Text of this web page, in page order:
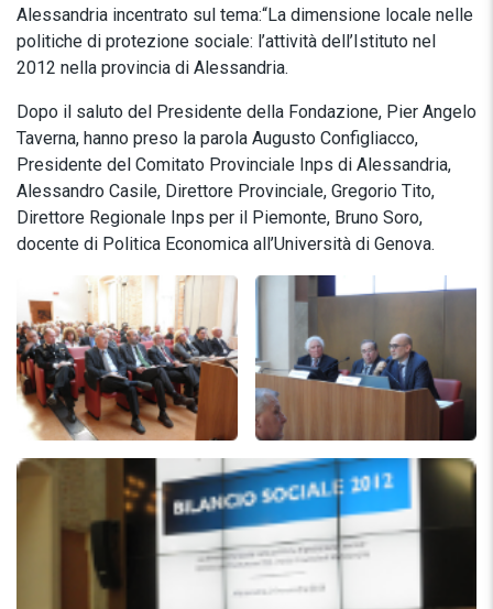
Alessandria incentrato sul tema:“La dimensione locale nelle
politiche di protezione sociale: l’attività dell’Istituto nel
2012 nella provincia di Alessandria.
Dopo il saluto del Presidente della Fondazione, Pier Angelo
Taverna, hanno preso la parola Augusto Configliacco,
Presidente del Comitato Provinciale Inps di Alessandria,
Alessandro Casile, Direttore Provinciale, Gregorio Tito,
Direttore Regionale Inps per il Piemonte, Bruno Soro,
docente di Politica Economica all’Università di Genova.